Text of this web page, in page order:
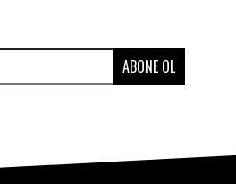
ABONE OL